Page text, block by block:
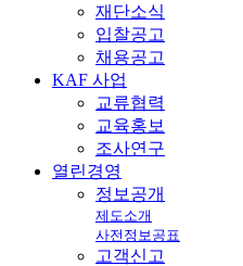
재단소식
입찰공고
채용공고
KAF 사업
교류협력
교육홍보
조사연구
열린경영
정보공개
제도소개
사전정보공표
고객신고